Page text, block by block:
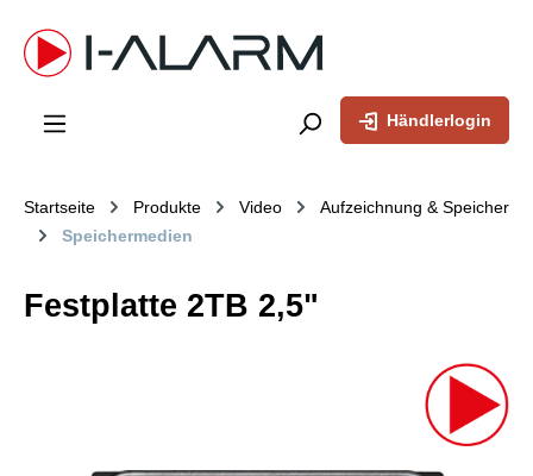
springen
Händlerlogin
Startseite Produkte Video
Aufzeichnung & Speicher
Speichermedien
Festplatte 2TB 2,5"